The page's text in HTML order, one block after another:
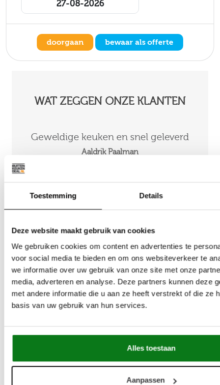
Toestemming Details
Deze website maakt gebruik van cookies
We gebruiken cookies om content en advertenties te
voor social media te bieden en om ons websiteverkeer te
we informatie over uw gebruik van onze site met onze
media, adverteren en analyse. Deze partners kunnen deze
met andere informatie die u aan ze heeft verstrekt of die ze
basis van uw gebruik van hun services.
Alles toestaan
Aanpassen
doorgaan bewaar als offerte
WAT ZEGGEN ONZE KLANTEN
Geweldige keuken en snel geleverd
Aaldrik Paalman
02-01-2025
ORDERNUMMER : O2400180